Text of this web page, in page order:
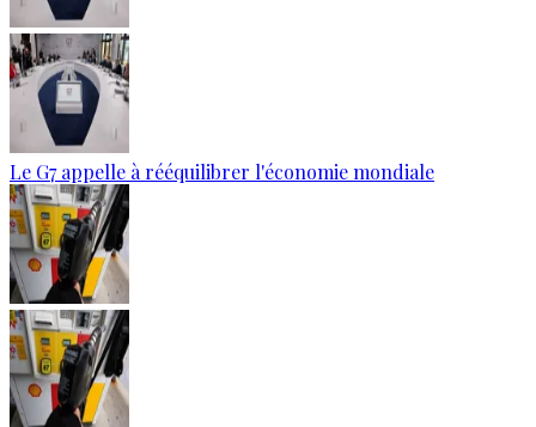
Le G7 appelle à rééquilibrer l'économie mondiale